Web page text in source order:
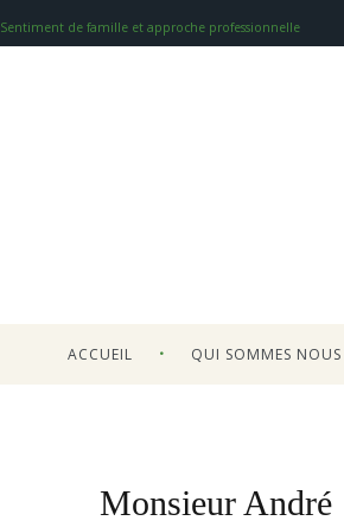
Sentiment de famille et approche professionnelle
ACCUEIL QUI SOMMES NOUS
Monsieur André